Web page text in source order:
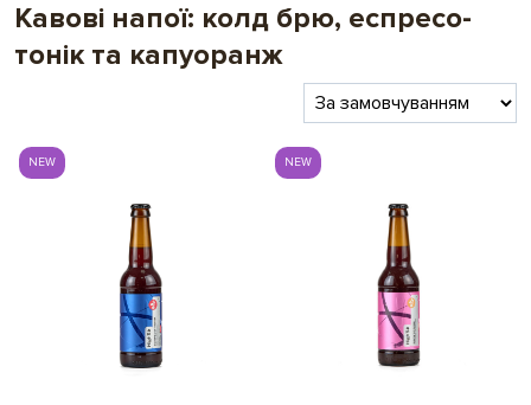
Кавові напої: колд брю, еспресо-
тонік та капуоранж
NEW NEW